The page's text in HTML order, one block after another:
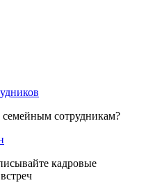
семейным сотрудникам?
кадровые